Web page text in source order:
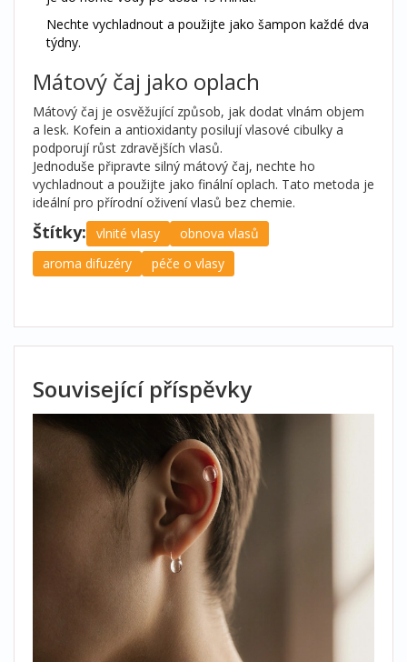
Nechte vychladnout a použijte jako šampon každé dva
týdny.
Mátový čaj jako oplach
Mátový čaj je osvěžující způsob, jak dodat vlnám objem
a lesk. Kofein a antioxidanty posilují vlasové cibulky a
podporují růst zdravějších vlasů.
Jednoduše připravte silný mátový čaj, nechte ho
vychladnout a použijte jako finální oplach. Tato metoda je
ideální pro přírodní oživení vlasů bez chemie.
Štítky: vlnité vlasy
obnova vlasů
aroma difuzéry
péče o vlasy
Související příspěvky